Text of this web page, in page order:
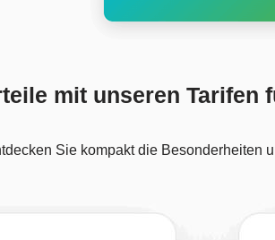
mit unseren Tarifen
Sie kompakt die Besonderheiten